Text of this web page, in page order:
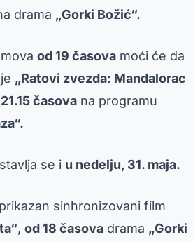
drama „Gorki Božić“.
od 19 časova moći će da
„Ratovi zvezda: Mandalorac
časova na programu
se i u nedelju, 31. maja.
sinhronizovani film
, od 18 časova drama „Gorki